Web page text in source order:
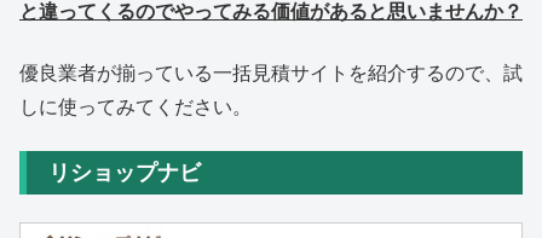
と違ってくるのでやってみる価値があると思いませんか？
優良業者が揃っている一括見積サイトを紹介するので、試
しに使ってみてください。
リショップナビ